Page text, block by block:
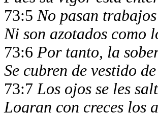
73:5No pasan
Ni son azotados como
73:6 Por tanto, la
Se cubren de vestido
73:7Los ojos se les
Logran con creces los